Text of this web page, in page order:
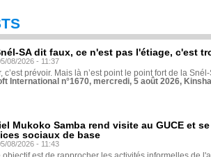
SA dit faux, ce n'est pas l'étiage, c'est
08/2026 - 11:37
c’est prévoir. Mais là n’est point le point fort de la
International n°1670, mercredi, 5 août 2026,
Mukoko Samba rend visite au GUCE et
sociaux de base
08/2026 - 11:43